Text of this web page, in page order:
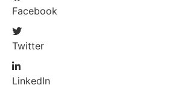
Facebook
Twitter
LinkedIn